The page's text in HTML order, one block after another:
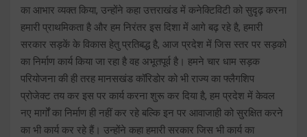
का आभार व्यक्त किया, उन्होंने कहा उत्तराखंड में कनेक्टिविटी को सुदृढ़ करना
हमारी प्राथमिकता है और हम निरंतर इस दिशा में आगे बढ़ रहे है, हमारी
सरकार सड़कें के विकास हेतु प्रतिबद्ध है, आज प्रदेश में जिस स्तर पर सड़को
का निर्माण कार्य किया जा रहा है वह अभूतपूर्व है। हमने चार धाम सड़क
परियोजना की ही तरह मानसखंड कॉरिडोर को भी राज्य का फ्लैगशिप
प्रोजेक्ट तय कर इस पर कार्य करना शुरू कर दिया है, हम प्रदेश में केवल
नए मार्गों का निर्माण ही नहीं कर रहे बल्कि इन पर आवाजाही को सुरक्षित करने
का भी कार्य कर रहे हैं। उन्होंने कहा हमारी सरकार जिस भी कार्य का